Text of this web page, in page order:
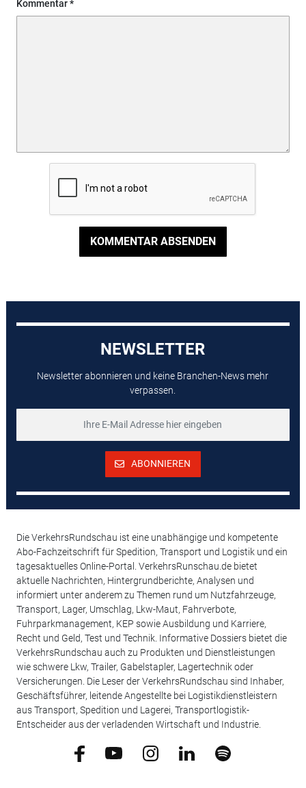
Kommentar
KOMMENTAR ABSENDEN
NEWSLETTER
Newsletter abonnieren und keine Branchen-News mehr
verpassen.
ABONNIEREN
Die VerkehrsRundschau ist eine unabhängige und kompetente
Abo-Fachzeitschrift für Spedition, Transport und Logistik und ein
tagesaktuelles Online-Portal. VerkehrsRunschau.de bietet
aktuelle Nachrichten, Hintergrundberichte, Analysen und
informiert unter anderem zu Themen rund um Nutzfahrzeuge,
Transport, Lager, Umschlag, Lkw-Maut, Fahrverbote,
Fuhrparkmanagement, KEP sowie Ausbildung und Karriere,
Recht und Geld, Test und Technik. Informative Dossiers bietet die
VerkehrsRundschau auch zu Produkten und Dienstleistungen
wie schwere Lkw, Trailer, Gabelstapler, Lagertechnik oder
Versicherungen. Die Leser der VerkehrsRundschau sind Inhaber,
Geschäftsführer, leitende Angestellte bei Logistikdienstleistern
aus Transport, Spedition und Lagerei, Transportlogistik-
Entscheider aus der verladenden Wirtschaft und Industrie.